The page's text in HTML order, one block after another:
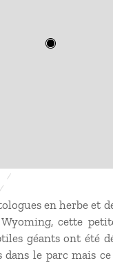
en herbe et
cette
géants ont été
le parc mais